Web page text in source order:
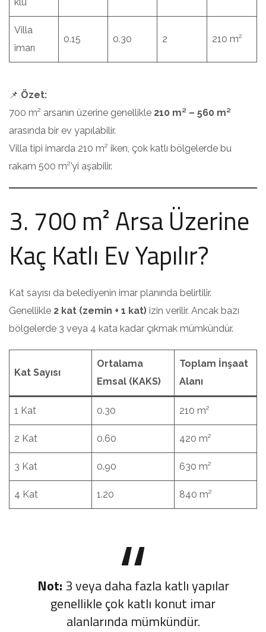
Villa
imarı
0.15 0.30 2 210 m²
📌 Özet:
700 m² arsanın üzerine genellikle 210 m² – 560 m²
arasında bir ev yapılabilir.
Villa tipi imarda 210 m² iken, çok katlı bölgelerde bu
rakam 500 m²’yi aşabilir.
3. 700 m² Arsa Üzerine
Kaç Katlı Ev Yapılır?
Kat sayısı da belediyenin imar planında belirtilir.
Genellikle 2 kat (zemin + 1 kat) izin verilir. Ancak bazı
bölgelerde 3 veya 4 kata kadar çıkmak mümkündür.
Kat Sayısı
Ortalama
Emsal (KAKS)
Toplam İnşaat
Alanı
1 Kat 0.30 210 m²
2 Kat 0.60 420 m²
3 Kat 0.90 630 m²
4 Kat 1.20 840 m²
Not: 3 veya daha fazla katlı yapılar
genellikle çok katlı konut imar
alanlarında mümkündür.